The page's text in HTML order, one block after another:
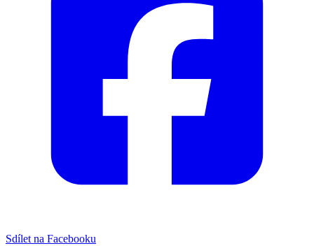
Sdílet na Facebooku